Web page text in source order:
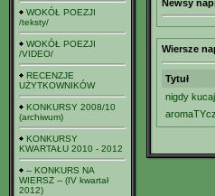
WOKÓŁ POEZJI
/teksty/
WOKÓŁ POEZJI
/VIDEO/
RECENZJE
UŻYTKOWNIKÓW
KONKURSY 2008/10
(archiwum)
KONKURSY
KWARTAŁU 2010 - 2012
-- KONKURS NA
WIERSZ -- (IV kwartał
2012)
Newsy
Wiersze
Tytuł
nigdy